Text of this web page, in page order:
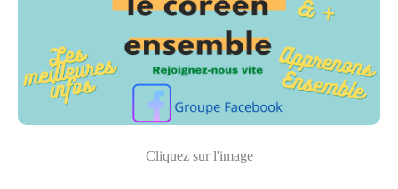
Cliquez sur l'image